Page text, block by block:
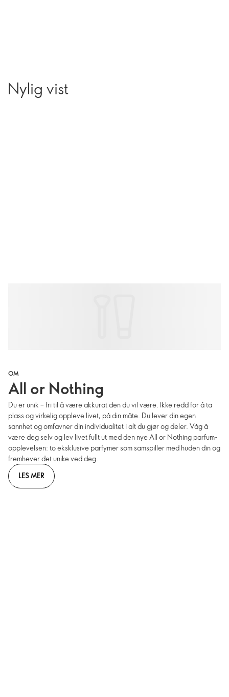
Nylig vist
OM
All or Nothing
Du er unik – fri til å være akkurat den du vil være. Ikke redd for å ta
plass og virkelig oppleve livet, på din måte. Du lever din egen
sannhet og omfavner din individualitet i alt du gjør og deler. Våg å
være deg selv og lev livet fullt ut med den nye All or Nothing parfum-
opplevelsen: to eksklusive parfymer som samspiller med huden din og
fremhever det unike ved deg.
LES MER